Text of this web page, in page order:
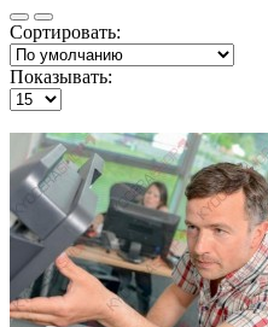
Сортировать:
Показывать: